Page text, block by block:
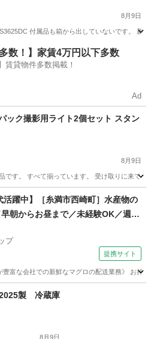
8月9日
付属品も箱から出していないです。 新
その他
数！】家賃4万円以下多数
賃貸物件多数掲載！
Ad
ック撮影用ライト2個セット スタン
8月9日
です。 すべて揃っています。 受け取りに来て
活躍中】［糸満市西崎町］水産物の
朝からお昼まで／未経験OK／週休
円＋ガソリン代／正社員登用前提
プ
提携サイト
富な会社での新鮮なマグロの配送業務》 お持
45l 2025製 冷蔵庫
8月9日